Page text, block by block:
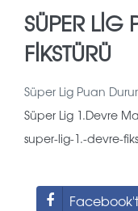
SÜPER LIG
FIKSTÜRÜ
Süper Lig Puan
Süper Lig 1.Devre
super-lig-1.-devre-
Facebook'ta Paylaş